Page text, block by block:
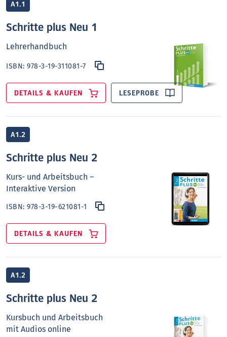
A1.1
Schritte plus Neu 1
Lehrerhandbuch
ISBN:978-3-19-311081-7
DETAILS & KAUFEN LESEPROBE
A1.2
Schritte plus Neu 2
Kurs- und Arbeitsbuch –
Interaktive Version
ISBN:978-3-19-621081-1
DETAILS & KAUFEN
A1.2
Schritte plus Neu 2
Kursbuch und Arbeitsbuch
mit Audios online